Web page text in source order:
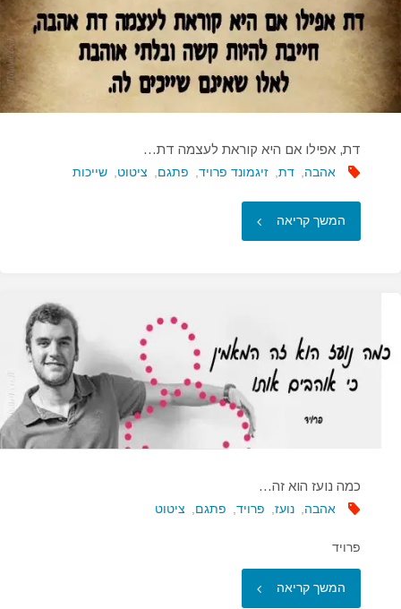
דת, אפילו אם היא קוראת לעצמה דת…
אהבה, דת, זיגמונד פרויד, פתגם, ציטוט, שייכות
המשך קריאה "דת,
קוראת
לעצמה
דת…"
כמה נועז הוא זה…
אהבה, נועז, פרויד, פתגם, ציטוט
פרויד
המשך קריאה "כמה